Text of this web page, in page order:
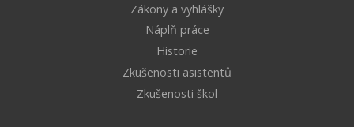
Zákony a vyhlášky
Náplň práce
Historie
Zkušenosti asistentů
Zkušenosti škol